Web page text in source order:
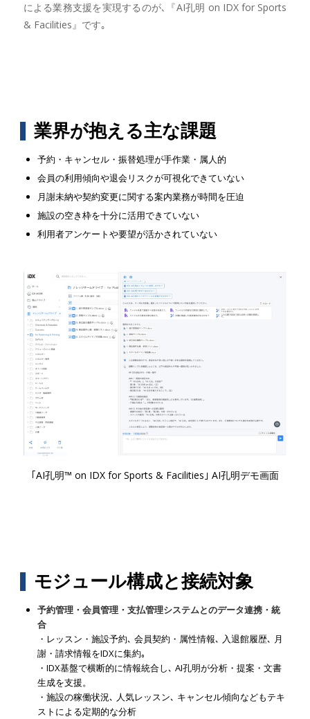
による業務支援を実現するのが､『AI孔明 on IDX for Sports
& Facilities』です｡
業界が抱える主な課題
予約・キャンセル・振替処理が手作業・属人的
会員の利用傾向や退会リスクが可視化できていない
月謝未納や契約変更に関する案内業務が時間を圧迫
施設の空き枠を十分に活用できていない
利用者アンケートや要望が活かされていない
｢AI孔明™ on IDX for Sports & Facilities｣ AI孔明デモ画面
モジュール構成と接続対象
予約管理・会員管理・支払管理システムとのデータ連携・統
合
・レッスン・施設予約､ 会員契約・属性情報､ 入退館履歴､ 月
謝・請求情報をIDXに集約｡
・IDX基盤で横断的に情報統合し､ AI孔明が分析・提案・文書
生成を支援。
・施設の稼働状況､ 人気レッスン､ キャンセル傾向などもテキ
ストによる定期的な分析